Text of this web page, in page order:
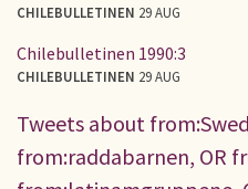
CHILEBULLETINEN 29 AUG
Chilebulletinen 1990:3
CHILEBULLETINEN 29 AUG
Tweets about
from:raddabarnen, OR